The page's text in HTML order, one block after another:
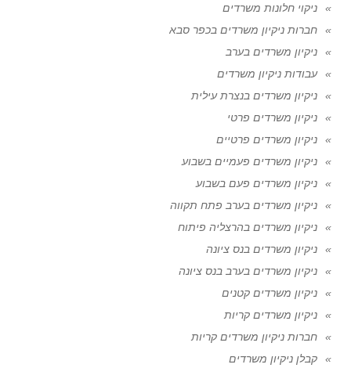
ניקוי חלונות משרדים
חברות ניקיון משרדים בכפר סבא
ניקיון משרדים בערב
עבודות ניקיון משרדים
ניקיון משרדים בנצרת עילית
ניקיון משרדים פרטי
ניקיון משרדים פרטיים
ניקיון משרדים פעמיים בשבוע
ניקיון משרדים פעם בשבוע
ניקיון משרדים בערב פתח תקווה
ניקיון משרדים בהרצליה פיתוח
ניקיון משרדים בנס ציונה
ניקיון משרדים בערב בנס ציונה
ניקיון משרדים קטנים
ניקיון משרדים קריות
חברות ניקיון משרדים קריות
קבלן ניקיון משרדים